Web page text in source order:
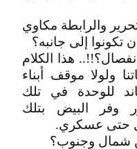
والرابطة مكاوي
إلى جانبه؟
هذا الكلام
ولولا موقف أبناء
للوحدة في تلك
وفر البيض بتلك
حتى عسكري.